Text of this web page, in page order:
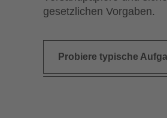
gesetzlichen Vorgaben.
Probiere typische